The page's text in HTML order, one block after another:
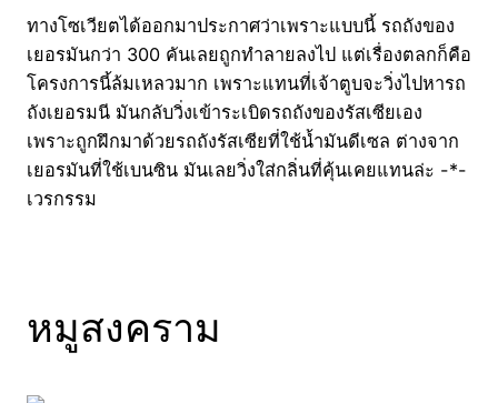
ทางโซเวียตได้ออกมาประกาศว่าเพราะแบบนี้ รถถังของ
เยอรมันกว่า 300 คันเลยถูกทำลายลงไป แต่เรื่องตลกก็คือ
โครงการนี้ล้มเหลวมาก เพราะแทนที่เจ้าตูบจะวิ่งไปหารถ
ถังเยอรมนี มันกลับวิ่งเข้าระเบิดรถถังของรัสเซียเอง
เพราะถูกฝึกมาด้วยรถถังรัสเซียที่ใช้น้ำมันดีเซล ต่างจาก
เยอรมันที่ใช้เบนซิน มันเลยวิ่งใส่กลิ่นที่คุ้นเคยแทนล่ะ -*-
เวรกรรม
หมูสงคราม